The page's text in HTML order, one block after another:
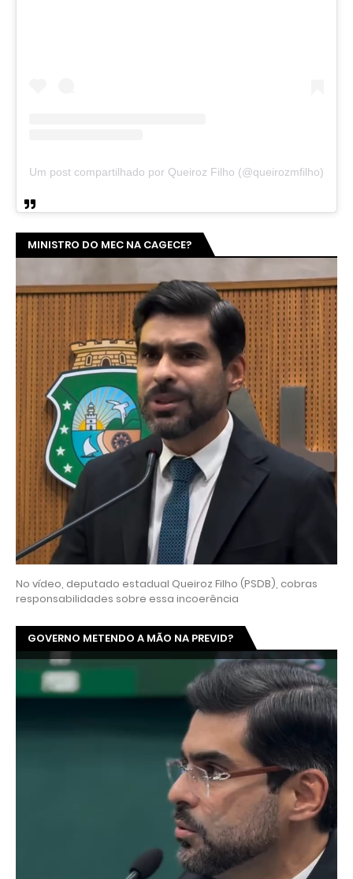
Um post compartilhado por Queiroz Filho (@queirozmfilho)
MINISTRO DO MEC NA CAGECE?
No vídeo, deputado estadual Queiroz Filho (PSDB), cobras
responsabilidades sobre essa incoerência
GOVERNO METENDO A MÃO NA PREVID?